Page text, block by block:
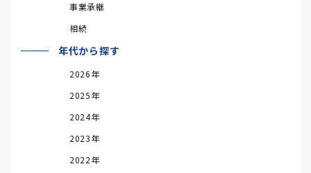
事業承継
相続
年代から探す
2026年
2025年
2024年
2023年
2022年